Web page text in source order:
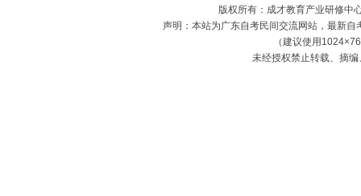
版权所有：成才教育产业研修中
声明：本站为广东自考民间交流网站，最新
（建议使用
未经授权禁止转载、摘